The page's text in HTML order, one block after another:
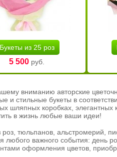
Букеты из 25 роз
5 500 руб.
вниманию авторские
и стильные букеты в
шляпных коробках,
в жизнь любые ваши идеи!
тюльпанов, альстромерий,
любого важного события: день
оформления цветов,